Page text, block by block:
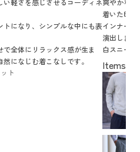
になり、シンプルな中にも表
全体にリラックス感が生ま
になじむ着こなしです。
ト
着いた印
インナー
演出します
白スニー
の休日に